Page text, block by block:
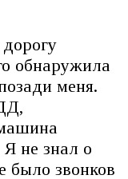
обнаружила
меня.
не знал о
звонков